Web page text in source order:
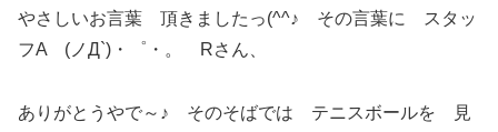
やさしいお言葉 頂きましたっ(^^♪ その言葉に スタッ
フA (ノД`)・゜・。 Rさん、
ありがとうやで～♪ そのそばでは テニスボールを 見